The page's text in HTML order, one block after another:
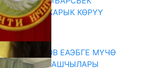
ТАСМАСЫ ЖАРЫК КӨРҮҮ
ЖАПАРОВ ЕАЭБГЕ МҮЧӨ
ӨКМӨТ БАШЧЫЛАРЫ